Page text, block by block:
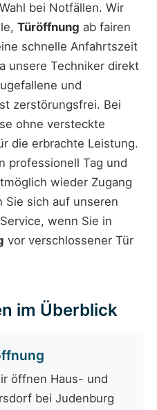
bei Notfällen. Wir
Türöffnung ab fairen
schnelle Anfahrtszeit
unsere Techniker direkt
und
zerstörungsfrei. Bei
ohne versteckte
die erbrachte Leistung.
professionell Tag und
wieder Zugang
Sie sich auf unseren
wenn Sie in
vor verschlossener Tür
im Überblick
öffnen Haus- und
bei Judenburg